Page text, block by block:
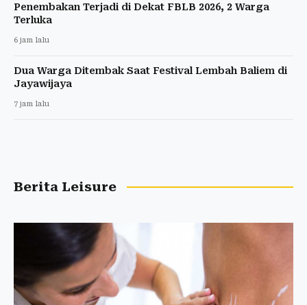
Penembakan Terjadi di Dekat FBLB 2026, 2 Warga
Terluka
6 jam lalu
Dua Warga Ditembak Saat Festival Lembah Baliem di
Jayawijaya
7 jam lalu
Berita Leisure